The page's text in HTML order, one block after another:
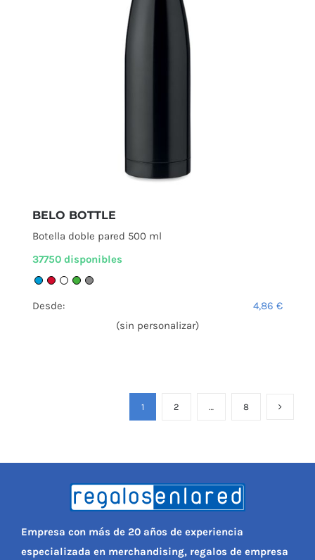
BELO BOTTLE
Botella doble pared 500 ml
37750 disponibles
Desde: 4,86 €
(sin personalizar)
1 2 … 8
Empresa con más de 20 años de experiencia
especializada en merchandising, regalos de empresa